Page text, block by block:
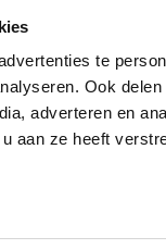
te
Ook
adverteren en
aan ze heeft